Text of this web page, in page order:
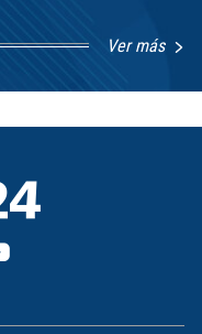
Ver más